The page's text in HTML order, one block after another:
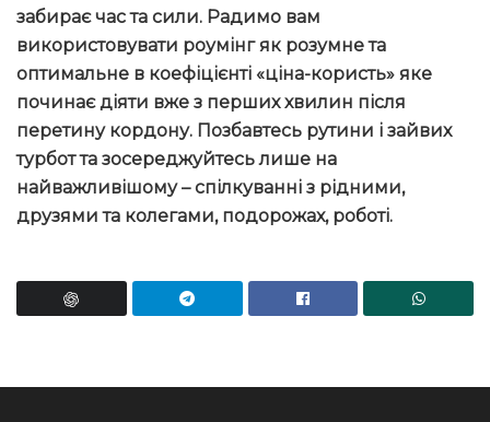
забирає час та сили. Радимо вам
використовувати роумінг як розумне та
оптимальне в коефіцієнті «ціна-користь» яке
починає діяти вже з перших хвилин після
перетину кордону. Позбавтесь рутини і зайвих
турбот та зосереджуйтесь лише на
найважливішому – спілкуванні з рідними,
друзями та колегами, подорожах, роботі.